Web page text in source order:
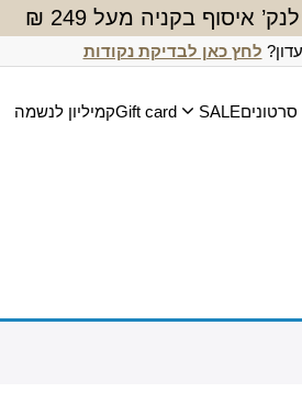
איסוף בקניה מעל 249 ₪
לחץ כאן לבדיקת נקודות
סרטוניםSALE
Gift cardקמיליון לנשמה